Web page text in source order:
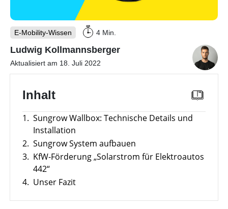
Webinare
mit
Herstellern
Freigabelisten
Förderübersicht
Werkzeuge
entdecken
Unabhängigkeitsrechner
Gewerbewechselrichter-
Vergleich
Förderungen
für
Gewerbe-
Alle
entdecken
Wärmepumpen
Heizstäbe
Infrarotheizsysteme
Produkt-
Kataloge
Vergleiche
&
Förderübersicht
Werkzeuge
entdecken
Übersicht
Wärmepumpen
Komplettservice
Anlage
mit
planen
Faktoren
für
die
Wärmepumpen
Lohnt
eine
Ladestationen
Werkzeuge
Übersicht
Produkt-
Wallbox-
Vergleich
Mobilität
Förderung
News
Podcast
Werkzeuge
Übersicht
Unterstützung
deinen
Online-Shop
E-Mobility-Wissen
Aktualisiert am 18. Juli 2022
4 Min.
Ludwig Kollmannsberger
Inhalt
1. Sungrow Wallbox: Technische Details und
Installation
2. Sungrow System aufbauen
3. KfW-Förderung „Solarstrom für Elektroautos
442“
4. Unser Fazit